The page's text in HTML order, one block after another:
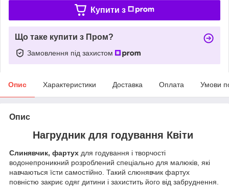
Купити з
Що таке купити з Пром?
Замовлення під захистом
Опис Характеристики Доставка Оплата Умови
Опис
Нагрудник для годування Квіти
Слинявчик, фартух для годування і творчості
водонепроникний розроблений спеціально для малюків, які
навчаються їсти самостійно. Такий слюнявчик фартух
повністю закриє одяг дитини і захистить його від забруднення.